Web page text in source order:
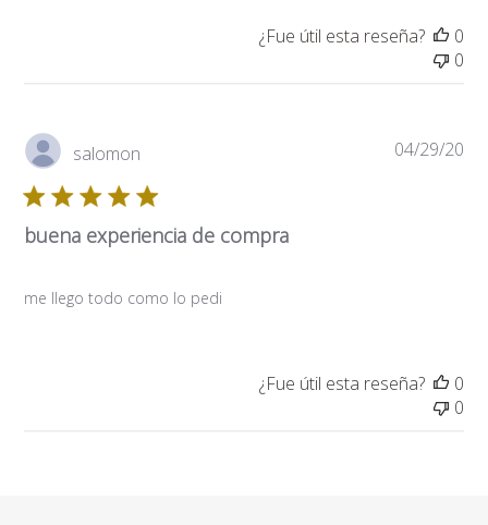
¿Fue útil esta reseña?
0
0
salomon
buena experiencia de compra
me llego todo como lo pedi
04/29/20
¿Fue útil esta reseña?
0
0